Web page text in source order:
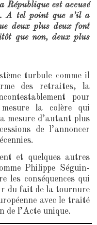
République est accusé
A tel point que s’il a
deux plus deux font
que non, deux plus
turbule comme il
des retraites, la
pour
la colère qui
mesure d’autant plus
de l’annoncer
et quelques autres
Philippe Séguin-
les conséquences qui
du fait de la tournure
avec le traité
de l’Acte unique.